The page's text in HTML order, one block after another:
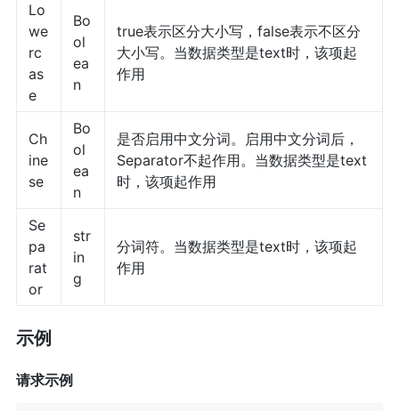
Lo
we
rc
as
e
Bo
ol
ea
n
true表示区分大小写，false表示不区分
大小写。当数据类型是text时，该项起
作用
Ch
ine
se
Bo
ol
ea
n
是否启用中文分词。启用中文分词后，
Separator不起作用。当数据类型是text
时，该项起作用
Se
pa
rat
or
str
in
g
分词符。当数据类型是text时，该项起
作用
示例
请求示例